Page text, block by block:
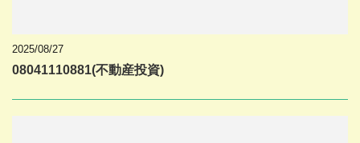
2025/08/27
08041110881(不動産投資)